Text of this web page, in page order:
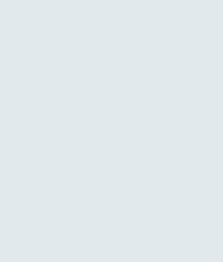
inte bara all
för att behandlas
Så här gjorde